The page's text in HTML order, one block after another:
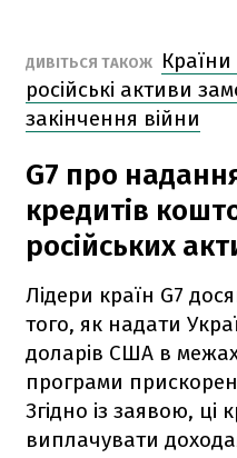
ДИВІТЬСЯ ТАКОЖ
Країни
російські активи
закінчення війни
G7 про
кредитів
російських
Лідери країн G7
того, як надати
доларів США в
програми
Згідно із заявою, ці
виплачувати